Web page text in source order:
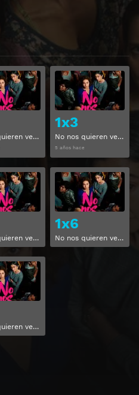
No nos quieren ver Temporada 1 Capitulo 2
Ver
1x3
No nos quieren ver Temporada 1 Capitulo 3
5 años hace
No nos quieren ver Temporada 1 Capitulo 5
Ver
1x6
No nos quieren ver Temporada 1 Capitulo 6
No nos quieren ver Temporada 1 Capitulo 8